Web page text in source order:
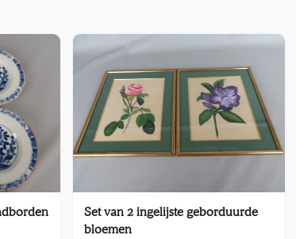
Set van 2 ingelijste geborduurde
bloemen